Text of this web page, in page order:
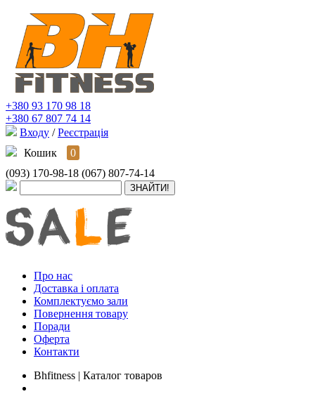
+380 93 170 98 18
+380 67 807 74 14
Входу / Реєстрація
Кошик
0
(093) 170-98-18 (067) 807-74-14
Про нас
Доставка і оплата
Комплектуємо зали
Повернення товару
Поради
Оферта
Контакти
Bhfitness | Каталог товаров